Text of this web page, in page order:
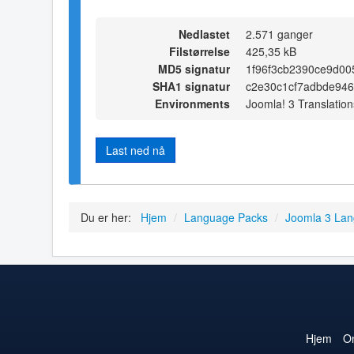
Nedlastet
2.571 ganger
Filstørrelse
425,35 kB
MD5 signatur
SHA1 signatur
Environments
Joomla! 3
Last ned nå
Du er her: Hjem / Language Packs / Joomla 3
Hjem